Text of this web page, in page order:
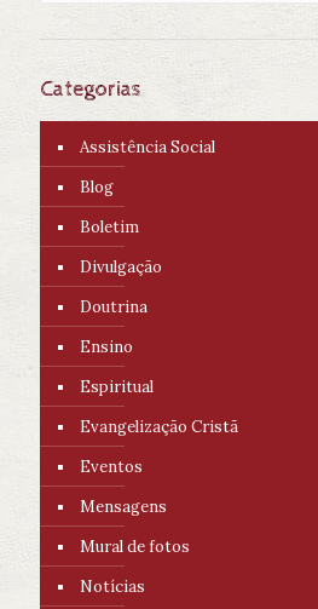
Categorias
Assistência Social
Blog
Boletim
Divulgação
Doutrina
Ensino
Espiritual
Evangelização Cristã
Eventos
Mensagens
Mural de fotos
Notícias